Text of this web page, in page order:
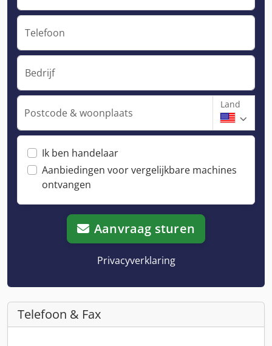
Telefoon
Bedrijf
Postcode & woonplaats
Land
Ik ben handelaar
Aanbiedingen voor vergelijkbare machines
ontvangen
Aanvraag sturen
Privacyverklaring
Telefoon & Fax